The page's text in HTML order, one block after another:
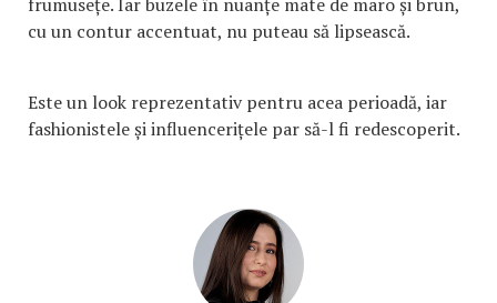
cu un contur accentuat, nu puteau să lipsească.
Este un look reprezentativ pentru acea perioadă, iar
fashionistele și influencerițele par să-l fi redescoperit.